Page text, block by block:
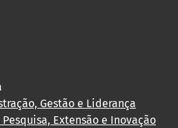
Gestão e Liderança
Pesquisa, Extensão e Inovação